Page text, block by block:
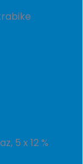
5 x 12 %